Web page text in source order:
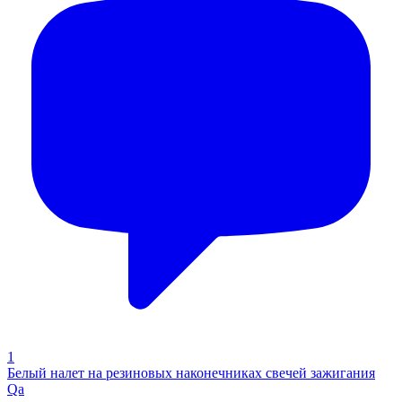
1
Белый налет на резиновых наконечниках свечей зажигания
Qa